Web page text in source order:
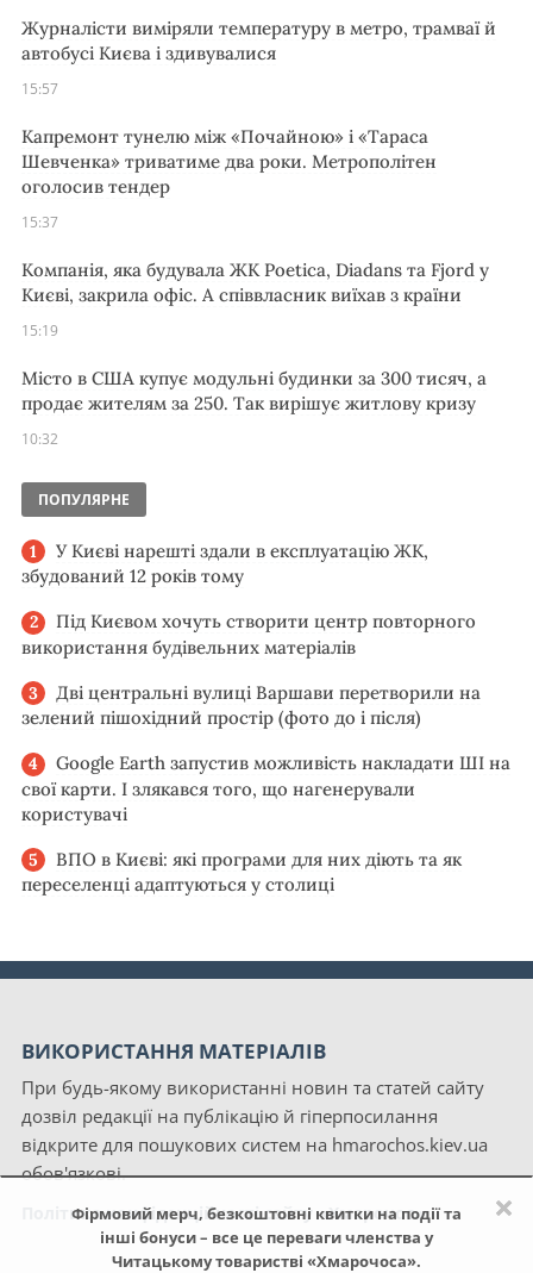
×
Фірмовий мерч, безкоштовні квитки на події та
інші бонуси – все це переваги членства у
Читацькому товаристві «Хмарочоса».
Журналісти виміряли температуру в метро, трамваї й
автобусі Києва і здивувалися
15:57
Капремонт тунелю між «Почайною» і «Тараса
Шевченка» триватиме два роки. Метрополітен
оголосив тендер
15:37
Компанія, яка будувала ЖК Poetica, Diadans та Fjord у
Києві, закрила офіс. А співвласник виїхав з країни
15:19
Місто в США купує модульні будинки за 300 тисяч, а
продає жителям за 250. Так вирішує житлову кризу
10:32
ПОПУЛЯРНЕ
У Києві нарешті здали в експлуатацію ЖК,
збудований 12 років тому
Під Києвом хочуть створити центр повторного
використання будівельних матеріалів
Дві центральні вулиці Варшави перетворили на
зелений пішохідний простір (фото до і після)
Google Earth запустив можливість накладати ШІ на
свої карти. І злякався того, що нагенерували
користувачі
ВПО в Києві: які програми для них діють та як
переселенці адаптуються у столиці
ВИКОРИСТАННЯ МАТЕРІАЛІВ
При будь-якому використанні новин та статей сайту
дозвіл редакції на публікацію й гіперпосилання
відкрите для пошукових систем на hmarochos.kiev.ua
обов'язкові.
Політика конфіденційності сайту «Хмарочос»